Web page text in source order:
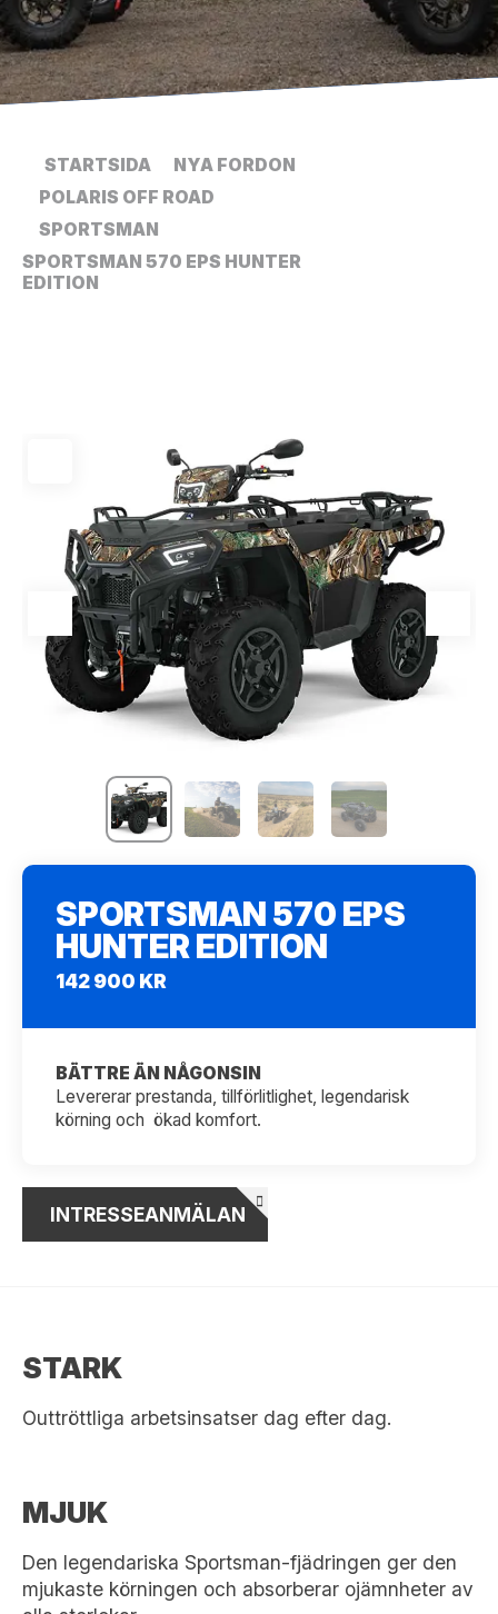
STARTSIDA
NYA FORDON
POLARIS OFF ROAD
SPORTSMAN
SPORTSMAN 570 EPS HUNTER
EDITION
SPORTSMAN 570 EPS
HUNTER EDITION
142 900 KR
BÄTTRE ÄN NÅGONSIN
Levererar prestanda, tillförlitlighet, legendarisk
körning och ökad komfort.
INTRESSEANMÄLAN
STARK
Outtröttliga arbetsinsatser dag efter dag.
MJUK
Den legendariska Sportsman-fjädringen ger den
mjukaste körningen och absorberar ojämnheter av